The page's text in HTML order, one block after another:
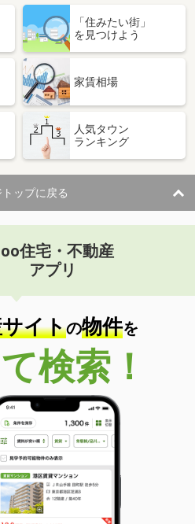
「住みたい街」
を見つけよう
家賃相場
人気タウン
ランキング
ップに戻る
住宅・不動産
アプリ
イトの物件を
検索！